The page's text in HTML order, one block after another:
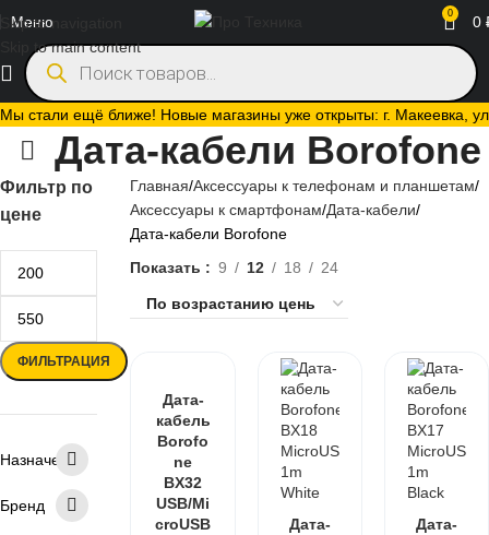
Skip to navigation
Skip to main content
Мы стали ещё ближе! Новые магазины уже открыты: г. Макеевка,
Меню 0 0
Дата-кабели Borofone
Фильтр по
цене
ФИЛЬТРАЦИЯ
Назначение
Бренд
Главная Аксессуары к телефонам и планшетам
Аксессуары к смартфонам Дата-кабели
Дата-кабели Borofone
Показать
9 12 18 24
Дата-
кабель
Borofo
ne
BX32
USB/Mi
croUSB
Дата-
Дата-